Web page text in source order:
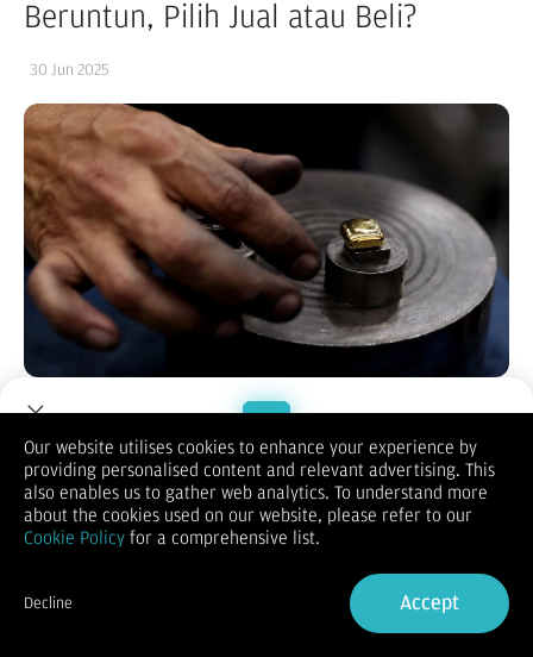
Beruntun, Pilih Jual atau Beli?
30 Jun 2025
Bloomberg Technoz, Jakarta- Harga emas dunia jatuh pada
perdagangan pekan lalu. Bagaimana dengan proyeksi untuk
pekan ini?
Pada Jumat (27/6/2025), harga emas dunia di pasarspot
ditutup di US$ 3.273,7/troy ons. Anjlok 1,65% dibandingkan hari
sebelumnya.
Sepanjang pekan lalu, harga emas dunia membukukan koreksi
2,83% secara
point-to-point
Welcome to Dupoin.
Trade with a Trusted Broker
Sign in
Our website utilises cookies to enhance your experience by
providing personalised content and relevant advertising. This
also enables us to gather web analytics. To understand more
about the cookies used on our website, please refer to our
Cookie Policy for a comprehensive list.
Decline Accept